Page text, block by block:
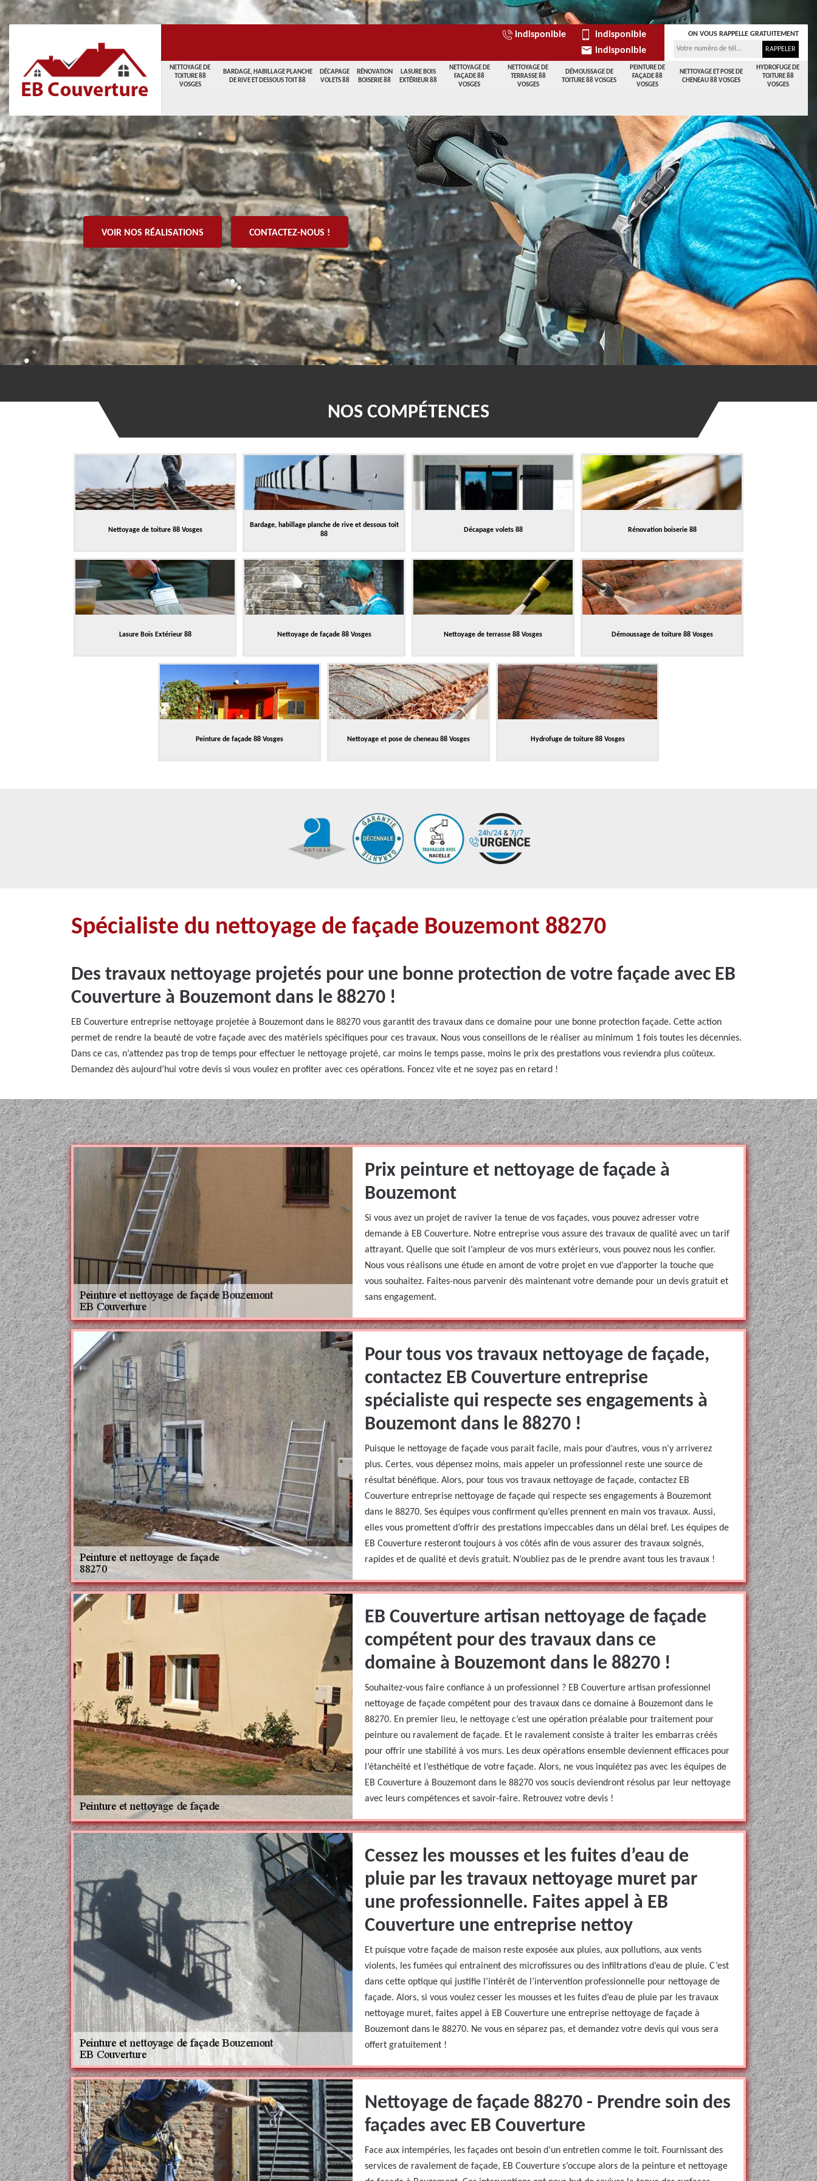
NETTOYAGE DE
TOITURE 88
VOSGES
BARDAGE, HABILLAGE PLANCHE
DE RIVE ET DESSOUS TOIT 88
DÉCAPAGE
VOLETS 88
RÉNOVATION
BOISERIE 88
LASURE BOIS
EXTÉRIEUR 88
NETTOYAGE DE
FAÇADE 88
VOSGES
NETTOYAGE DE
TERRASSE 88
VOSGES
DÉMOUSSAGE DE
TOITURE 88 VOSGES
PEINTURE DE
FAÇADE 88
VOSGES
NETTOYAGE ET POSE DE
CHENEAU 88 VOSGES
HYDROFUGE DE
TOITURE 88
VOSGES
indisponible
indisponible
indisponible
ON VOUS RAPPELLE GRATUITEMENT
VOIR NOS RÉALISATIONS CONTACTEZ-NOUS !
NOS COMPÉTENCES
Nettoyage de toiture 88 Vosges
Bardage, habillage planche de rive et dessous toit
88
Décapage volets 88 Rénovation boiserie 88
Lasure Bois Extérieur 88 Nettoyage de façade 88 Vosges Nettoyage de terrasse 88 Vosges Démoussage de toiture 88 Vosges
Peinture de façade 88 Vosges Nettoyage et pose de cheneau 88 Vosges Hydrofuge de toiture 88 Vosges
Spécialiste du nettoyage de façade Bouzemont 88270
Des travaux nettoyage projetés pour une bonne protection de votre façade avec EB
Couverture à Bouzemont dans le 88270 !
EB Couverture entreprise nettoyage projetée à Bouzemont dans le 88270 vous garantit des travaux dans ce domaine pour une bonne protection façade. Cette action
permet de rendre la beauté de votre façade avec des matériels spécifiques pour ces travaux. Nous vous conseillons de le réaliser au minimum 1 fois toutes les décennies.
Dans ce cas, n’attendez pas trop de temps pour effectuer le nettoyage projeté, car moins le temps passe, moins le prix des prestations vous reviendra plus coûteux.
Demandez dès aujourd’hui votre devis si vous voulez en profiter avec ces opérations. Foncez vite et ne soyez pas en retard !
Prix peinture et nettoyage de façade à
Bouzemont
Si vous avez un projet de raviver la tenue de vos façades, vous pouvez adresser votre
demande à EB Couverture. Notre entreprise vous assure des travaux de qualité avec un tarif
attrayant. Quelle que soit l’ampleur de vos murs extérieurs, vous pouvez nous les confier.
Nous vous réalisons une étude en amont de votre projet en vue d’apporter la touche que
vous souhaitez. Faites-nous parvenir dès maintenant votre demande pour un devis gratuit et
sans engagement.
Pour tous vos travaux nettoyage de façade,
contactez EB Couverture entreprise
spécialiste qui respecte ses engagements à
Bouzemont dans le 88270 !
Puisque le nettoyage de façade vous parait facile, mais pour d’autres, vous n’y arriverez
plus. Certes, vous dépensez moins, mais appeler un professionnel reste une source de
résultat bénéfique. Alors, pour tous vos travaux nettoyage de façade, contactez EB
Couverture entreprise nettoyage de façade qui respecte ses engagements à Bouzemont
dans le 88270. Ses équipes vous confirment qu’elles prennent en main vos travaux. Aussi,
elles vous promettent d’offrir des prestations impeccables dans un délai bref. Les équipes de
EB Couverture resteront toujours à vos côtés afin de vous assurer des travaux soignés,
rapides et de qualité et devis gratuit. N’oubliez pas de le prendre avant tous les travaux !
EB Couverture artisan nettoyage de façade
compétent pour des travaux dans ce
domaine à Bouzemont dans le 88270 !
Souhaitez-vous faire confiance à un professionnel ? EB Couverture artisan professionnel
nettoyage de façade compétent pour des travaux dans ce domaine à Bouzemont dans le
88270. En premier lieu, le nettoyage c’est une opération préalable pour traitement pour
peinture ou ravalement de façade. Et le ravalement consiste à traiter les embarras créés
pour offrir une stabilité à vos murs. Les deux opérations ensemble deviennent efficaces pour
l’étanchéité et l’esthétique de votre façade. Alors, ne vous inquiétez pas avec les équipes de
EB Couverture à Bouzemont dans le 88270 vos soucis deviendront résolus par leur nettoyage
avec leurs compétences et savoir-faire. Retrouvez votre devis !
Cessez les mousses et les fuites d’eau de
pluie par les travaux nettoyage muret par
une professionnelle. Faites appel à EB
Couverture une entreprise nettoy
Et puisque votre façade de maison reste exposée aux pluies, aux pollutions, aux vents
violents, les fumées qui entrainent des microfissures ou des infiltrations d’eau de pluie. C’est
dans cette optique qui justifie l’intérêt de l’intervention professionnelle pour nettoyage de
façade. Alors, si vous voulez cesser les mousses et les fuites d’eau de pluie par les travaux
nettoyage muret, faites appel à EB Couverture une entreprise nettoyage de façade à
Bouzemont dans le 88270. Ne vous en séparez pas, et demandez votre devis qui vous sera
offert gratuitement !
Nettoyage de façade 88270 - Prendre soin des
façades avec EB Couverture
Face aux intempéries, les façades ont besoin d’un entretien comme le toit. Fournissant des
services de ravalement de façade, EB Couverture s’occupe alors de la peinture et nettoyage